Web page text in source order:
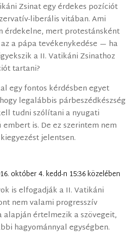
Zsinat egy érdekes pozíciót
liberális vitában. Ami
érdekelne, mert protestánsként
a pápa tevékenykedése — ha
a II. Vatikáni Zsinathoz
tartani?
egy fontos kérdésben egyet
legalábbis párbeszédkészség
tudni szólítani a nyugati
is. De ez szerintem nem
jelentsen.
október 4. kedd-n 15:36 közelében
is elfogadják a II. Vatikáni
nem valami progresszív
alapján értelmezik a szövegeit,
hagyománnyal egységben.